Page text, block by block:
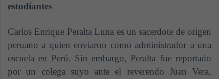
estudiantes
Carlos Enrique Peralta Luna es un sacerdote de origen
peruano a quien enviaron como administrador a una
escuela en Perú. Sin embargo, Peralta fue reportado
por un colega suyo ante el reverendo Juan Vera,